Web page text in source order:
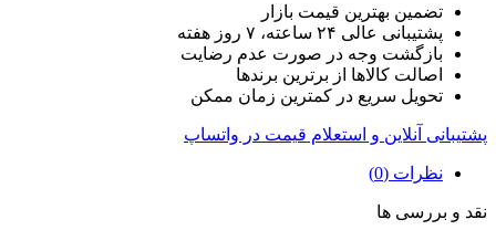
تضمین بهترین قیمت بازار
پشتیبانی عالی ۲۴ ساعته، ۷ روز هفته
بازگشت وجه در صورت عدم رضایت
اصالت کالاها از برترین برندها
تحویل سریع در کمترین زمان ممکن
پشتیبانی آنلاین و استعلام قیمت در واتساپ
نظرات (0)
نقد و بررسی ها